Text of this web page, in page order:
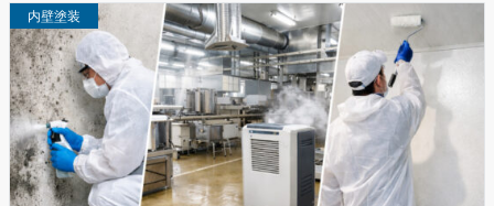
内壁塗装